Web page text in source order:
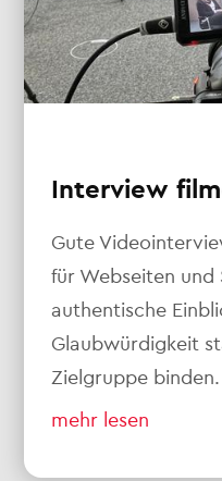
Interview
Gute
für Webseiten und
authentische
Glaubwürdigkeit
Zielgruppe binden.
mehr lesen